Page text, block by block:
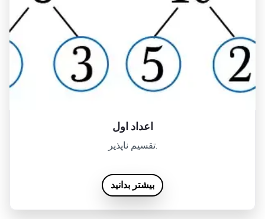
اعداد اول
تقسیم ناپذیر.
بیشتر بدانید